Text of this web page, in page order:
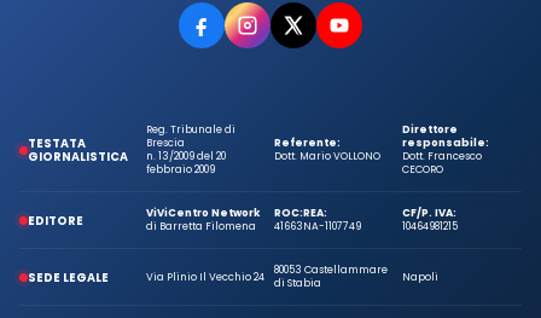
TESTATA
GIORNALISTICA
Reg. Tribunale di
Brescia
n. 13/2009 del 20
febbraio 2009
Referente:
Dott. Mario VOLLONO
Direttore
responsabile:
Dott. Francesco
CECORO
EDITORE
ViViCentro Network
di Barretta Filomena
ROC:
41663
REA:
NA-1107749
CF/P. IVA:
10464981215
SEDE LEGALE Via Plinio Il Vecchio 24
80053 Castellammare
di Stabia
Napoli